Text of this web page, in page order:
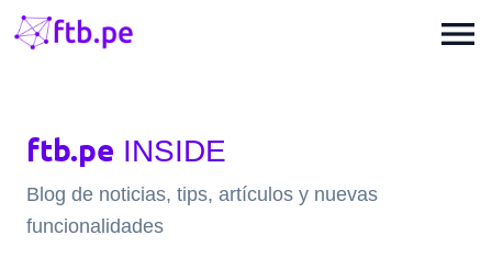
menu
ftb.pe INSIDE
Blog de noticias, tips, artículos y nuevas
funcionalidades